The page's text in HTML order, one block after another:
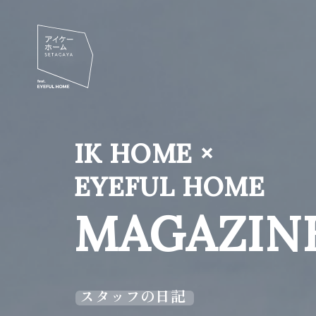
IK HOME ×
EYEFUL HOME
スタッフの日記